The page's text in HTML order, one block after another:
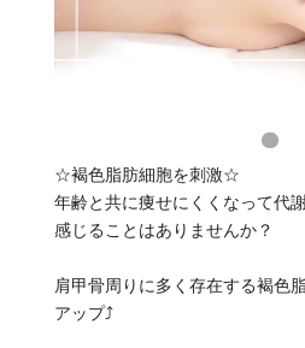
☆褐色脂肪細胞を刺激☆
年齢と共に痩せにくくなって代
感じることはありませんか？
肩甲骨周りに多く存在する褐色
アップ⤴️